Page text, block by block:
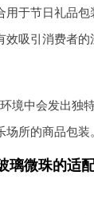
用于节日礼品
吸引消费者的
境中会发出独
场所的商品包
璃微珠的适